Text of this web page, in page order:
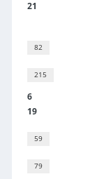
21
82
215
6
19
59
79